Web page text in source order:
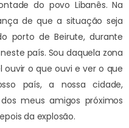
do povo Libanês. Na
de que a situação seja
porto de Beirute, durante
país. Sou daquela zona
o que ouvi e ver o que
país, a nossa cidade,
meus amigos próximos
da explosão.